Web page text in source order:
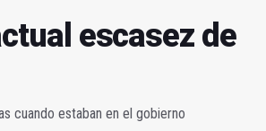
escasez de
cuando estaban en el gobierno